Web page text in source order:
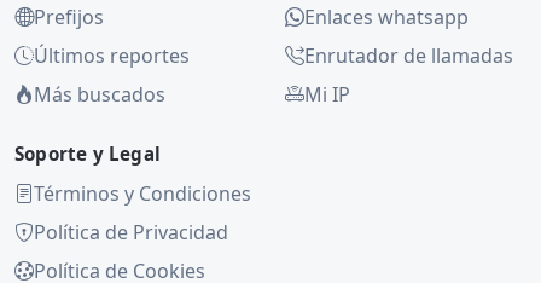
Prefijos
Últimos reportes
Más buscados
Enlaces whatsapp
Enrutador de llamadas
Mi IP
Soporte y Legal
Términos y Condiciones
Política de Privacidad
Política de Cookies